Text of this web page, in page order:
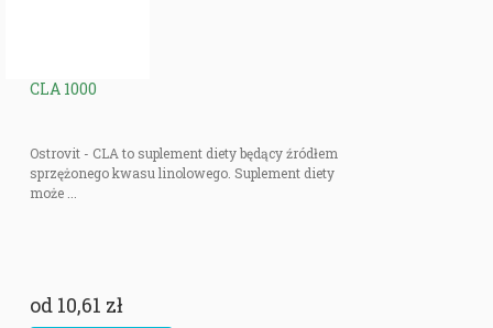
CLA 1000
Ostrovit - CLA to suplement diety będący źródłem
sprzężonego kwasu linolowego. Suplement diety
może ...
od 10,61 zł